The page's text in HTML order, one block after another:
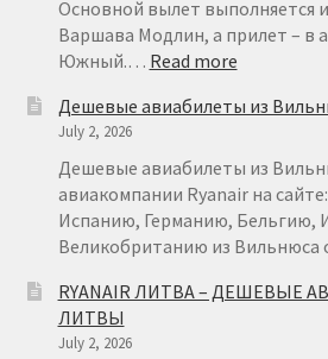
Основной вылет выполняется
Варшава Модлин, а прилет – в
Южный.… Read more:
НА
ИЗ
ВАРШАВЫ
ОТ
€
Дешевые авиабилеты из
July 2, 2026
Дешевые авиабилеты из
авиакомпании Ryanair на
Испанию, Германию, Бельгию,
Великобританию из Вильнюса
RYANAIR ЛИТВА – ДЕШЕВЫЕ
ЛИТВЫ
July 2, 2026